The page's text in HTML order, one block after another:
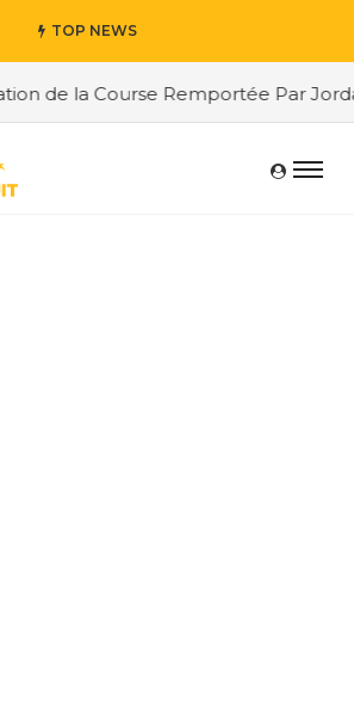
TOP NEWS
la Course Remportée Par Jordan